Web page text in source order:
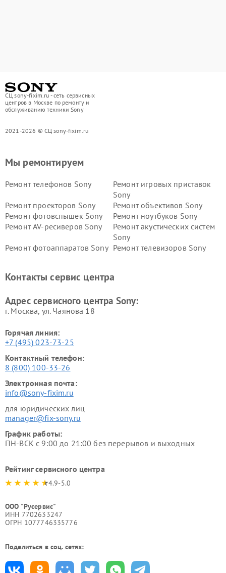
СЦ sony-fixim.ru - сеть сервисных
центров в Москве по ремонту и
обслуживанию техники Sony
2021-2026 © СЦ sony-fixim.ru
Мы ремонтируем
Ремонт телефонов Sony
Ремонт игровых приставок
Sony
Ремонт проекторов Sony
Ремонт объективов Sony
Ремонт фотовспышек Sony
Ремонт ноутбуков Sony
Ремонт AV-ресиверов Sony
Ремонт акустических систем
Sony
Ремонт фотоаппаратов Sony Ремонт телевизоров Sony
Контакты сервис центра
Адрес сервисного центра Sony:
г. Москва, ул. Чаянова 18
Горячая линия:
+7 (495) 023-73-25
Контактный телефон:
8 (800) 100-33-26
Электронная почта:
info@sony-fixim.ru
для юридических лиц
manager@fix-sony.ru
График работы:
ПН-ВСК с 9:00 до 21:00 без перерывов и выходных
Рейтинг сервисного центра
4.9-5.0
ООО "Русервис"
ИНН 7702633247
ОГРН 1077746335776
Поделиться в соц. сетях: